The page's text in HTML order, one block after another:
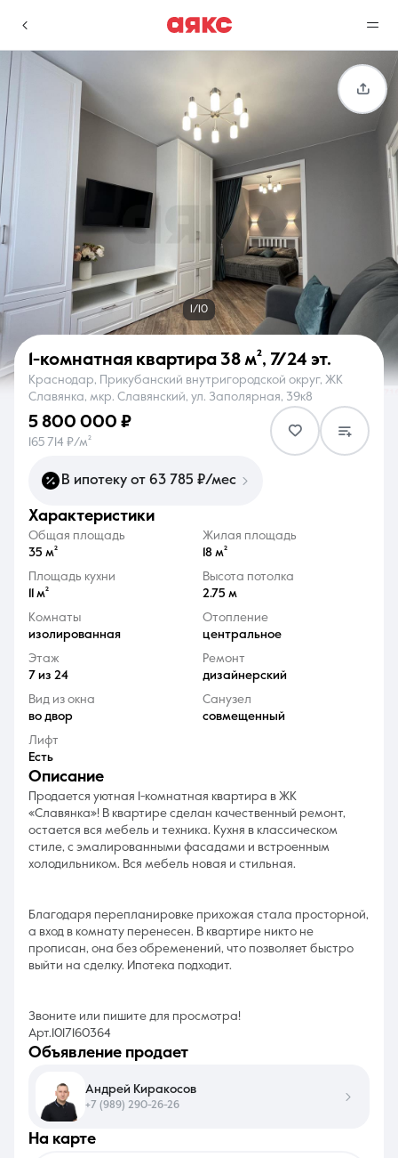
г. Краснодар
Избранное
0 объявлений
Сравнение
0 объявлений
Недвижимость Услуги
О компании Контакты
8 (861) 297-00-00
Ежедневно с 08:30 до 20:00
1/10
1-комнатная квартира 38 м², 7/24 эт.
Краснодар, Прикубанский внутригородской округ, ЖК
Славянка, мкр. Славянский, ул. Заполярная, 39к8
5 800 000 ₽
165 714 ₽/м²
В ипотеку от 63 785 ₽/мес
характеристики
Общая площадь
35 м²
Жилая площадь
18 м²
Площадь кухни
11 м²
Высота потолка
2.75 м
Комнаты
изолированная
Отопление
центральное
Этаж
7 из 24
Ремонт
дизайнерский
Вид из окна
во двор
Санузел
совмещенный
Лифт
Есть
описание
Продается уютная 1-комнатная квартира в ЖК
«Славянка»! В квартире сделан качественный ремонт,
остается вся мебель и техника. Кухня в классическом
стиле, с эмалированными фасадами и встроенным
холодильником. Вся мебель новая и стильная.
Благодаря перепланировке прихожая стала просторной,
а вход в комнату перенесен. В квартире никто не
прописан, она без обременений, что позволяет быстро
выйти на сделку. Ипотека подходит.
Звоните или пишите для просмотра!
Арт.1017160364
на карте
объявление продает
Андрей Киракосов
+7 (989) 290-26-26